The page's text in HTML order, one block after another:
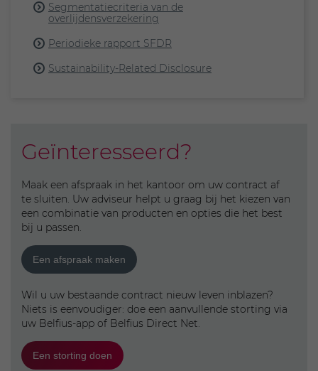
Segmentatiecriteria van de
overlijdensverzekering
Periodieke rapport SFDR
Sustainability-Related Disclosure
Geïnteresseerd?
Maak een afspraak in het kantoor om uw contract af
te sluiten. Uw adviseur helpt u graag bij het kiezen van
een combinatie van producten en opties die het best
bij u passen.
Een afspraak maken
Wil u uw bestaande contract nieuw leven inblazen?
Niets is eenvoudiger: doe een aanvullende storting via
uw Belfius-app of Belfius Direct Net.
Een storting doen